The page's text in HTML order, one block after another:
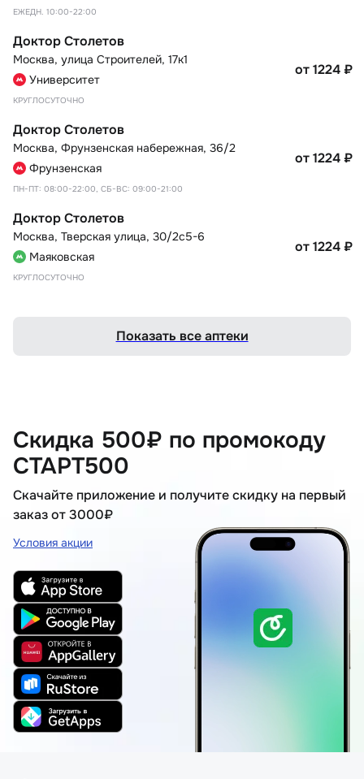
ЕЖЕДН. 10:00-22:00
Доктор Столетов
Москва, улица Строителей, 17к1
Университет
КРУГЛОСУТОЧНО
от 1224₽
Доктор Столетов
Москва, Фрунзенская набережная, 36/2
Фрунзенская
ПН-ПТ: 08:00-22:00, СБ-ВС: 09:00-21:00
от 1224₽
Доктор Столетов
Москва, Тверская улица, 30/2с5-6
Маяковская
КРУГЛОСУТОЧНО
от 1224₽
Показать все аптеки
Скидка 500₽ по промокоду
СТАРТ500
Скачайте приложение и получите скидку на первый
заказ от 3000₽
Условия акции